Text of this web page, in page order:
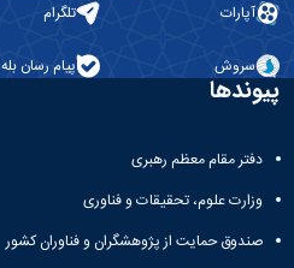
آپارات تلگرام
سروش پیام رسان بله
پیوندها
دفتر مقام معظم رهبری
وزارت علوم، تحقیقات و فناوری
صندوق حمایت از پژوهشگران و فناوران کشور